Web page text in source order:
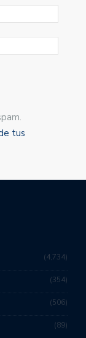
tus
4,734
354
506
89